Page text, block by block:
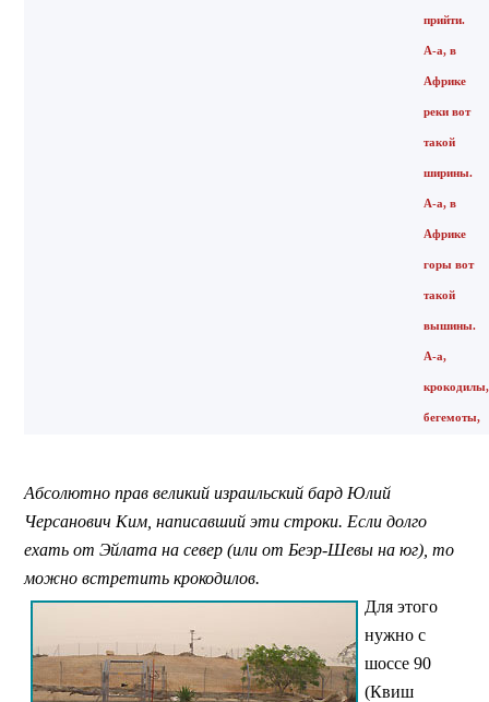
прийти.
А-а, в
Африке
реки вот
такой
ширины.
А-а, в
Африке
горы вот
такой
вышины.
А-а,
крокодилы,
бегемоты,
Абсолютно прав великий израильский бард Юлий
Черсанович Ким, написавший эти строки. Если долго
ехать от Эйлата на север (или от Беэр-Шевы на юг), то
можно встретить крокодилов.
Для этого
нужно с
шоссе 90
(Квиш